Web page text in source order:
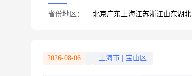
省份地区： 北京广东 上海江苏浙江山东湖北
2026-08-06 上海市 宝山区